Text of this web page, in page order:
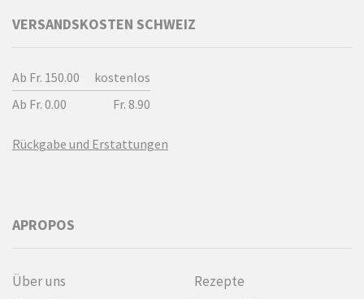
VERSANDSKOSTEN SCHWEIZ
Ab Fr. 150.00
kostenlos
Ab Fr. 0.00
Fr. 8.90
Rückgabe und Erstattungen
APROPOS
Über uns
Rezepte